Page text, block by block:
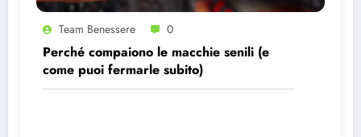
Team Benessere 0
Perché compaiono le macchie senili (e
come puoi fermarle subito)